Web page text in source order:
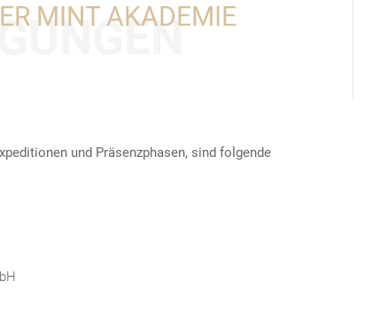
MINT AKADEMIE
und Präsenzphasen, sind folgende